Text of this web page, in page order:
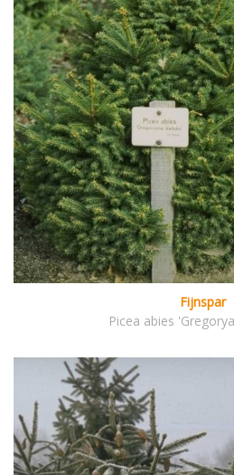
Fijnspar
Picea abies